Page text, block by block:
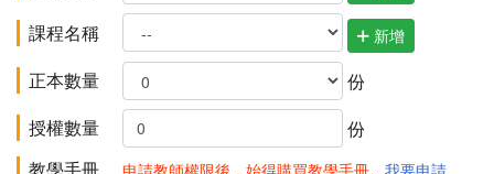
課程名稱 新增
正本數量
份
授權數量
份
教學手冊
申請教師權限後，始得購買教學手冊。 我要申請